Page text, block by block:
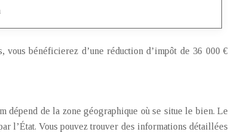
vous bénéficierez d’une réduction d’impôt de 36 000 €
dépend de la zone géographique où se situe le bien. Le
l’État. Vous pouvez trouver des informations détaillées